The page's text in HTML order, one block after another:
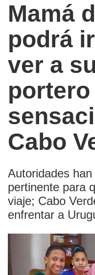
Mamá
podrá
ver a
portero
Cabo
Autoridades
pertinente para
viaje; Cabo
enfrentar a